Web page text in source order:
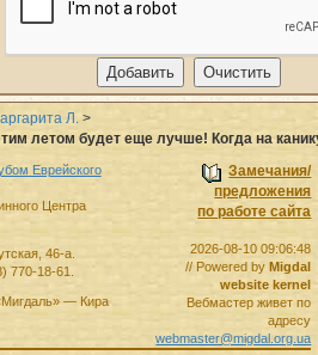
Л. >
летом будет еще лучше! Когда на
Замечания/
предложения
по работе сайта
2026-08-10 09:06:48
// Powered byMigdal
website kernel
Вебмастер живет по
адресу
webmaster@migdal.org.ua
Еврейского
Центра
46-а.
770-18-61
— Кира